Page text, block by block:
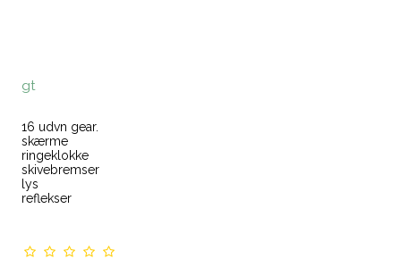
gt
16 udvn gear.
skærme
ringeklokke
skivebremser
lys
reflekser